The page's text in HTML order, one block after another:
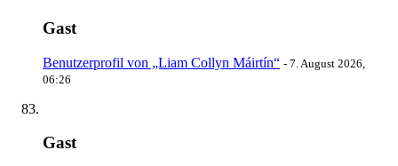
Gast
Benutzerprofil von „Liam Collyn Máirtín“ - 7. August 2026,
06:26
Gast